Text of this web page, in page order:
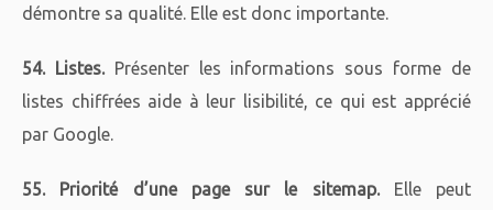
démontre sa qualité. Elle est donc importante.
54. Listes.Présenter les informations sous forme de
listes chiffrées aide à leur lisibilité, ce qui est apprécié
par Google.
55. Priorité d’une page sur le sitemap.Elle peut